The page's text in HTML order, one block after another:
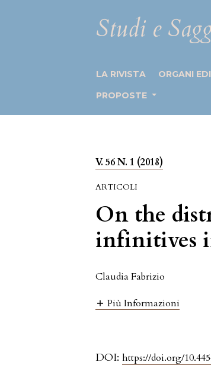
Studi e
LA RIVISTA ORGANI
PROPOSTE
V. 56 N. 1 (2018)
ARTICOLI
On the
infinitives
Claudia Fabrizio
Più Informazioni
DOI:https://doi.org/